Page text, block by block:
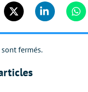
Twitter Linkedin
fermés.